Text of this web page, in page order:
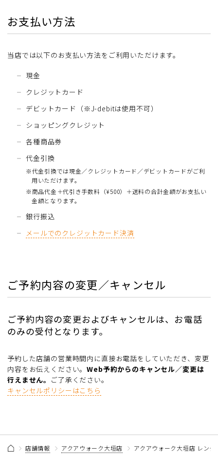
お支払い方法
当店では以下のお支払い方法をご利用いただけます。
現金
クレジットカード
デビットカード（※J-debitは使用不可）
ショッピングクレジット
各種商品券
代金引換
※代金引換では現金／クレジットカード／デビットカードがご利
用いただけます。
※商品代金＋代引き手数料（¥500）＋送料の合計金額がお支払い
金額となります。
銀行振込
メールでのクレジットカード決済
ご予約内容の変更／キャンセル
ご予約内容の変更およびキャンセルは、お電話
のみの受付となります。
予約した店舗の営業時間内に直接お電話をしていただき、変更
内容をお伝えください。Web予約からのキャンセル／変更は
行えません。 ご了承ください。
キャンセルポリシーはこちら
店舗情報 アクアウォーク大垣店 アクアウォーク大垣店 レンタ